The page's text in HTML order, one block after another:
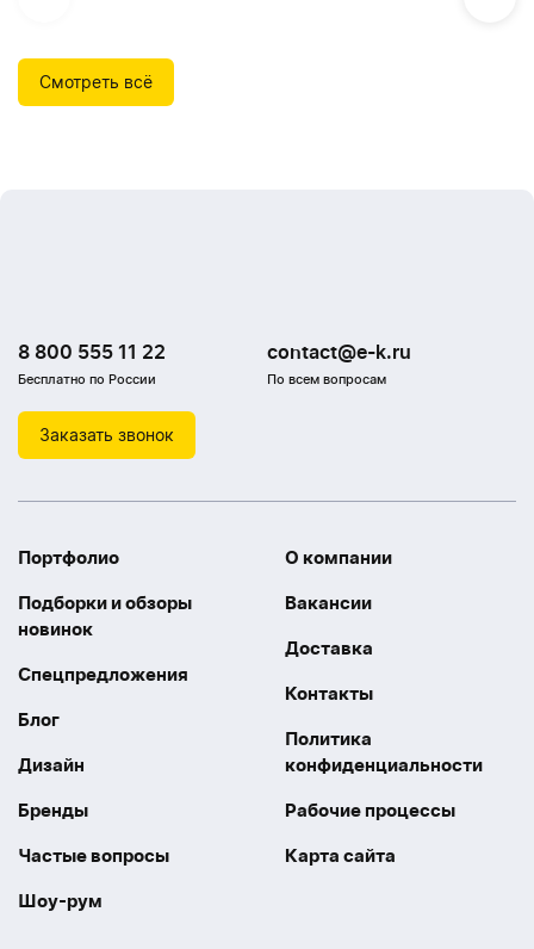
Смотреть всё
8 800 555 11 22
Бесплатно по России
contact@e-k.ru
По всем вопросам
Заказать звонок
Портфолио
Подборки и обзоры
новинок
Спецпредложения
Блог
Дизайн
Бренды
Частые вопросы
Шоу-рум
О компании
Вакансии
Доставка
Контакты
Политика
конфиденциальности
Рабочие процессы
Карта сайта